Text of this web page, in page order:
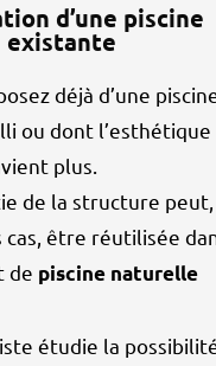
d’une piscine
existante
déjà d’une
ou dont l’esthétique
plus.
de la structure peut,
cas, être réutilisée
de piscine naturelle
étudie la